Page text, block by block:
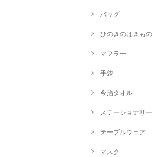
バッグ
ひのきのはきもの
マフラー
手袋
今治タオル
ステーショナリー
テーブルウェア
マスク